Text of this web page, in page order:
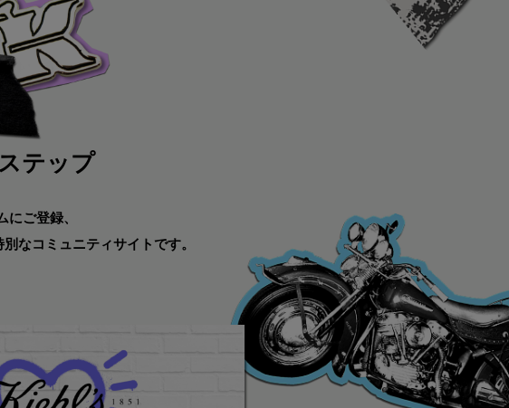
テップ
ご登録、
なコミュニティサイトです。